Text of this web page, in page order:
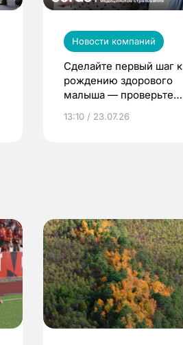
Новости компаний
Сделайте первый шаг к
рождению здорового
малыша — проверьте
по ОМС!
13:10 / 23.07.26